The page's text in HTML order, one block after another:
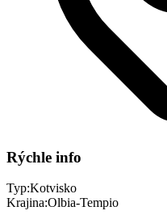
Rýchle info
Typ:Kotvisko
Krajina:Olbia-Tempio